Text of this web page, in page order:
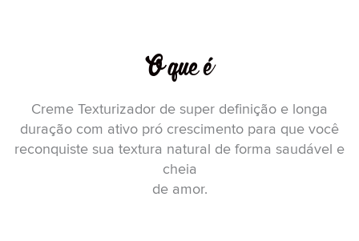
O que é
Creme Texturizador de super definição e longa
duração com ativo pró crescimento para que você
reconquiste sua textura natural de forma saudável e
cheia
de amor.